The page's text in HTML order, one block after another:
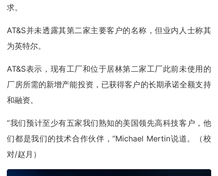
求。
AT&S并未透露其第二家主要客户的名称，但业内人士称其
为英特尔。
AT&S表示，现有工厂和位于居林第二家工厂此前未使用的
厂房所需的新增产能投资，已获得客户的长期承诺全额支持
和融资。
“我们预计至少有五家我们熟知的美国领先高科技客户，他
们都是我们的技术合作伙伴，”Michael Mertin说道。（校
对/赵月）